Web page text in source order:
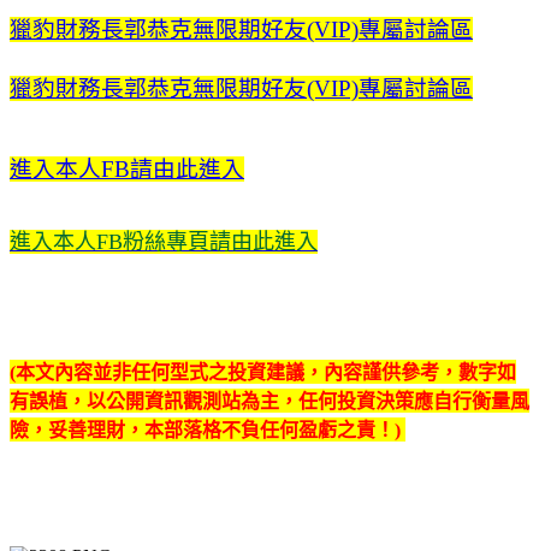
獵豹財務長郭恭克無限期好友(VIP)專屬討論區
獵豹財務長郭恭克無限期好友(VIP)專屬討論區
進入本人FB請由此進入
進入本人FB粉絲專頁請由此進入
(本文內容並非任何型式之投資建議，內容謹供參考，數字如
有誤植，以公開資訊觀測站為主，任何投資決策應自行衡量風
險，妥善理財，本部落格不負任何盈虧之責！)